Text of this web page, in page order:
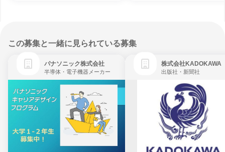
この募集と一緒に見られている募集
パナソニック株式会社
半導体・電子機器メーカー
株式会社KADOKAWA
出版社・新聞社